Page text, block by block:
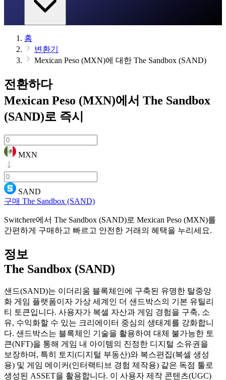
홈
변환기
Mexican Peso (MXN)에 대한 The Sandbox (SAND)
전환하다
Mexican Peso (MXN)에서 The Sandbox
(SAND)로 즉시
MXN
SAND
구매 The Sandbox (SAND)
Switchere에서 The Sandbox (SAND)로 Mexican Peso (MXN)를
간편하게 구매하고 빠르고 안전한 거래의 혜택을 누리세요.
정보
The Sandbox (SAND)
샌드(SAND)는 이더리움 블록체인에 구축된 유명한 탈중앙
화 게임 플랫폼이자 가상 세계인 더 샌드박스의 기본 유틸리
티 토큰입니다. 사용자가 복셀 자산과 게임 경험을 구축, 소
유, 수익화할 수 있는 크리에이터 중심의 생태계를 강화합니
다. 샌드박스는 블록체인 기술을 활용하여 대체 불가능한 토
큰(NFT)을 통해 게임 내 아이템의 진정한 디지털 소유권을
보장하며, 특히 토지(디지털 부동산)와 복스편집(복셀 생성
용) 및 게임 메이커(인터랙티브 경험 제작용) 같은 독점 툴로
생성된 ASSET을 활용합니다. 이 사용자 제작 콘텐츠(UGC)